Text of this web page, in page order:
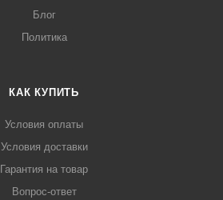
Блог
Политика
КАК КУПИТЬ
Условия оплаты
Условия доставки
Гарантия на товар
Вопрос-ответ